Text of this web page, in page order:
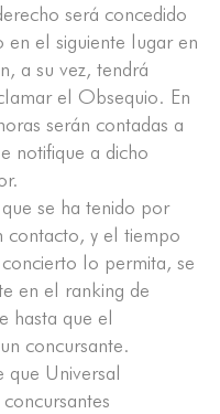
será concedido
en el siguiente lugar en
a su vez, tendrá
el Obsequio. En
serán contadas a
notifique a dicho
se ha tenido por
contacto, y el tiempo
lo permita, se
en el ranking de
hasta que el
concursante.
que Universal